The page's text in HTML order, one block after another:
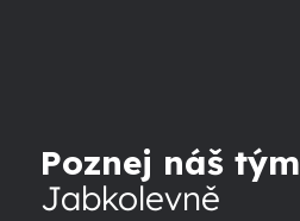
Poznej náš tým
Jabkolevně